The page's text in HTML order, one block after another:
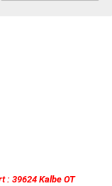
: 39624 Kalbe OT